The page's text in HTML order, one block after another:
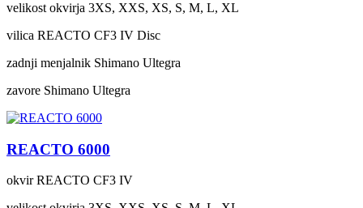
velikost okvirja 3XS, XXS, XS, S, M, L, XL
vilica REACTO CF3 IV Disc
zadnji menjalnik Shimano Ultegra
zavore Shimano Ultegra
REACTO 6000
okvir REACTO CF3 IV